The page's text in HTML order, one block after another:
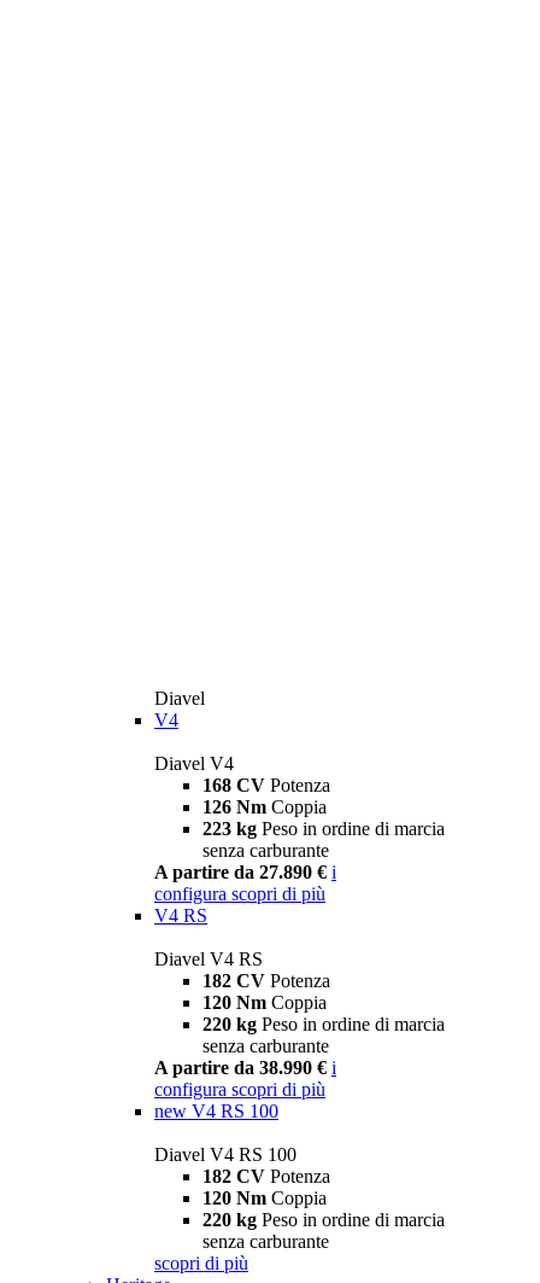
Diavel
V4
Diavel V4
168 CV Potenza
126 Nm Coppia
223 kg Peso in ordine di marcia
senza carburante
A partire da 27.890 € i
configura scopri di più
V4 RS
Diavel V4 RS
182 CV Potenza
120 Nm Coppia
220 kg Peso in ordine di marcia
senza carburante
A partire da 38.990 € i
configura scopri di più
new V4 RS 100
Diavel V4 RS 100
182 CV Potenza
120 Nm Coppia
220 kg Peso in ordine di marcia
senza carburante
scopri di più